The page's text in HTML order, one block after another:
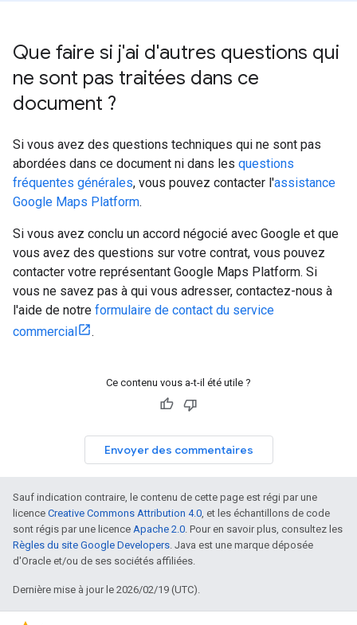
Que faire si j'ai d'autres questions qui
ne sont pas traitées dans ce
document ?
Si vous avez des questions techniques qui ne sont pas
abordées dans ce document ni dans les questions
fréquentes générales, vous pouvez contacter l'assistance
Google Maps Platform.
Si vous avez conclu un accord négocié avec Google et que
vous avez des questions sur votre contrat, vous pouvez
contacter votre représentant Google Maps Platform. Si
vous ne savez pas à qui vous adresser, contactez-nous à
l'aide de notre formulaire de contact du service
commercial
.
Ce contenu vous a-t-il été utile ?
Envoyer des commentaires
Sauf indication contraire, le contenu de cette page est régi par une
licence Creative Commons Attribution 4.0, et les échantillons de code
sont régis par une licence Apache 2.0. Pour en savoir plus, consultez les
Règles du site Google Developers. Java est une marque déposée
d'Oracle et/ou de ses sociétés affiliées.
Dernière mise à jour le 2026/02/19 (UTC).